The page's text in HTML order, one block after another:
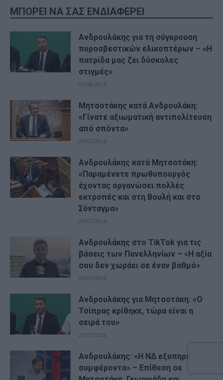
ΜΠΟΡΕΙ ΝΑ ΣΑΣ ΕΝΔΙΑΦΕΡΕΙ
Ανδρουλάκης για τη σύγκρουση
πυροσβεστικών ελικοπτέρων – «Η
πατρίδα μας ζει δύσκολες
στιγμές»
02/08/2026
Μητσοτάκης κατά Ανδρουλάκη:
«Γίνατε αξιωματική αντιπολίτευση
από σπόντα»
24/07/2026
Ανδρουλάκης κατά Μητσοτάκη:
«Παραμένετε πρωθυπουργός
έχοντας οργανώσει πολλές
εκτροπές και στη Βουλή και στο
Σύνταγμα»
24/07/2026
Ανδρουλάκης στο TikTok για τις
βάσεις των Πανελληνίων – «Η αξία
σου δεν χωράει σε έναν βαθμό»
23/07/2026
Ανδρουλάκης για Μητσοτάκη: «Ο
Τσίπρας κρίθηκε, τώρα είναι η
σειρά του»
21/07/2026
Ανδρουλάκης: «Η ΝΔ εξυπηρετεί
συμφέροντα» – Επίθεση σε